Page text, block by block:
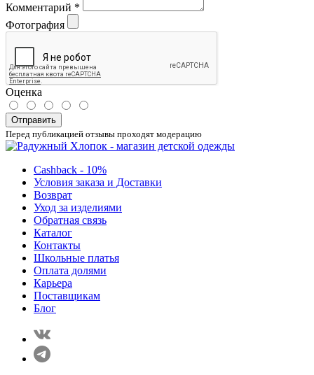
Комментарий *
Фотография
Оценка
Отправить
Перед публикацией отзывы проходят модерацию
Cashback - 10%
Условия заказа и Доставки
Возврат
Уход за изделиями
Обратная связь
Каталог
Контакты
Школьные платья
Оплата долями
Карьера
Поставщикам
Блог